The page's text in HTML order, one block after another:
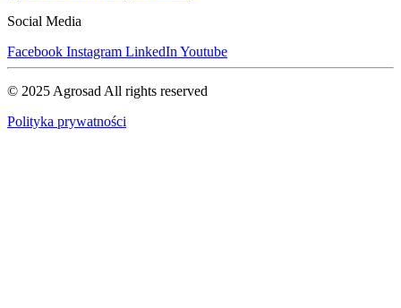
Social Media
Facebook Instagram LinkedIn Youtube
© 2025 Agrosad All rights reserved
Polityka prywatności